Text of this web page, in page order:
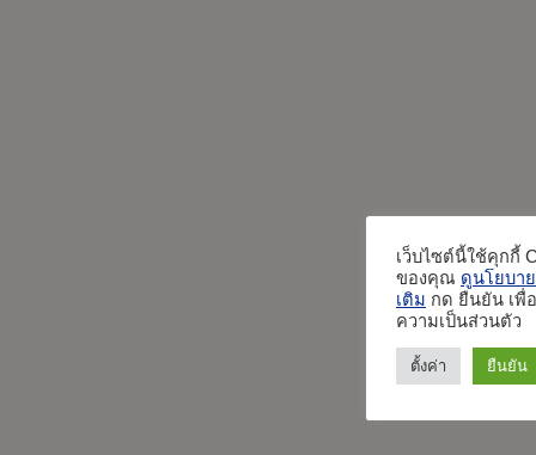
เว็บไซต์นี้ใช้คุกกี้
ของคุณ ดูนโยบา
เติม กด ยืนยัน เพื่
ความเป็นส่วนตัว
ตั้งค่า ยืนยัน